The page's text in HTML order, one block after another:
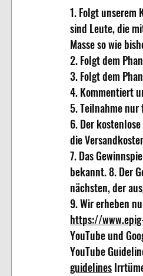
1. Folgt unserem
sind Leute, die
Masse so wie
2. Folgt dem
3. Folgt dem
4. Kommentiert
5. Teilnahme nur
6. Der
die
7. Das
bekannt. 8. Der
nächsten, der
9. Wir erheben
https://
YouTube und
YouTube
guidelines